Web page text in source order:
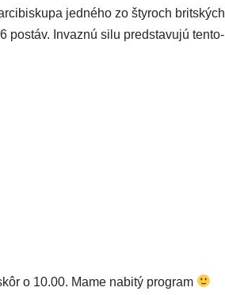
jed­né­ho zo šty­roch brit­ských
postáv. Invaznú silu pred­sta­vu­jú ten­to­
o 10.00. Mame nabi­tý program